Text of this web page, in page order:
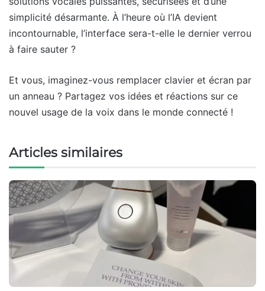
simplicité désarmante. À l’heure où l’IA devient
incontournable, l’interface sera-t-elle le dernier verrou
à faire sauter ?
Et vous, imaginez-vous remplacer clavier et écran par
un anneau ? Partagez vos idées et réactions sur ce
nouvel usage de la voix dans le monde connecté !
Articles similaires